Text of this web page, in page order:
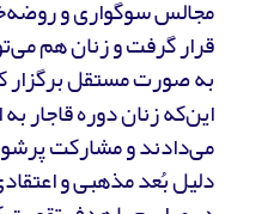
مجالس سوگواری و
قرار گرفت و زنان هم
به صورت مستقل برگزار
این‌که زنان دوره قاجار
می‌دادند و مشارکت
دلیل بُعد مذهبی و